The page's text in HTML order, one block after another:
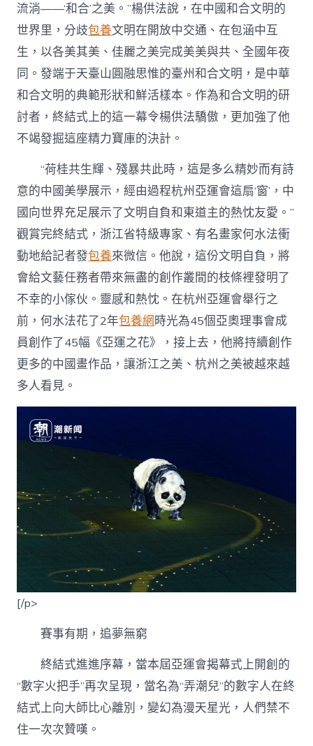
流淌——‘和合’之美。”楊供法說，在中國和合文明的
世界里，分歧包養文明在開放中交通、在包涵中互
生，以各美其美、佳麗之美完成美美與共、全國年夜
同。發端于天臺山圓融思惟的臺州和合文明，是中華
和合文明的典範形狀和鮮活樣本。作為和合文明的研
討者，終結式上的這一幕令楊供法驕傲，更加強了他
不竭發掘這座精力寶庫的決計。
“荷桂共生輝、殘暴共此時，這是多么精妙而有詩
意的中國美學展示，經由過程杭州亞運會這扇‘窗’，中
國向世界充足展示了文明自負和東道主的熱忱友愛。”
觀賞完終結式，浙江省特級專家、有名畫家何水法衝
動地給記者發包養來微信。他說，這份文明自負，將
會給文藝任務者帶來無盡的創作叢間的枝條裡發明了
不幸的小傢伙。靈感和熱忱。在杭州亞運會舉行之
前，何水法花了2年包養網時光為45個亞奧理事會成
員創作了45幅《亞運之花》，接上去，他將持續創作
更多的中國畫作品，讓浙江之美、杭州之美被越來越
多人看見。
[/p>
賽事有期，追夢無窮
終結式進進序幕，當本屆亞運會揭幕式上開創的
“數字火把手”再次呈現，當名為“弄潮兒”的數字人在終
結式上向大師比心離別，變幻為漫天星光，人們禁不
住一次次贊嘆。